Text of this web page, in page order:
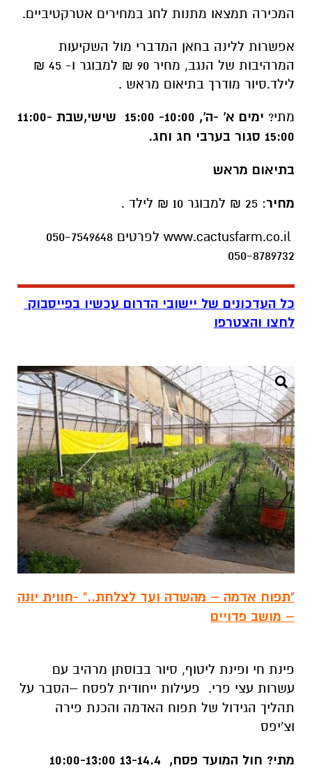
המכירה תמצאו מתנות לחג במחירים אטרקטיביים.
אפשרות ללינה בחאן המדברי מול השקיעות
המרהיבות של הנגב, מחיר 90 ₪ למבוגר ו- 45 ₪
לילד.סיור מודרך בתיאום מראש .
מתי?
ימים א' -ה', 10:00- 15:00 שישי,שבת 11:00-
15:00 סגור בערבי חג וחג.
בתיאום מראש
מחיר: 25 ₪ למבוגר 10 ₪ לילד .
050-8789732
כל העדכונים של יישובי הדרום עכשיו בפייסבוק
לחצו והצטרפו
"תפוח אדמה – מהשדה ועד לצלחת.." -חווית יונה
– מושב פדויים
פינת חי ופינת ליטוף, סיור בבוסתן מרהיב עם
עשרות עצי פרי.
פעילות ייחודית לפסח –הסבר על
תהליך הגידול של תפוח האדמה והכנת פירה
וצ'יפס
מתי? חול המועד פסח, 13-14.4 10:00-13:00